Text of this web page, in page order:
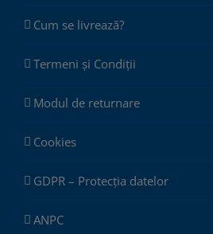
Cum se livrează?
Termeni și Condiții
Modul de returnare
Cookies
GDPR – Protecția datelor
ANPC